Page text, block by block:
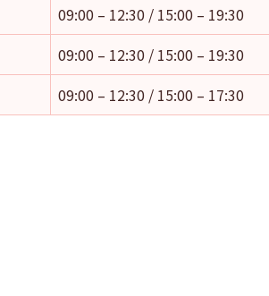
09:00 – 12:30 / 15:00 – 19:30
09:00 – 12:30 / 15:00 – 19:30
09:00 – 12:30 / 15:00 – 17:30